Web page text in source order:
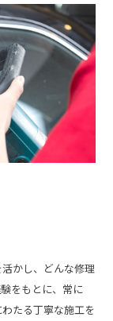
かし、どんな修理
をもとに、常に
たる丁寧な施工を